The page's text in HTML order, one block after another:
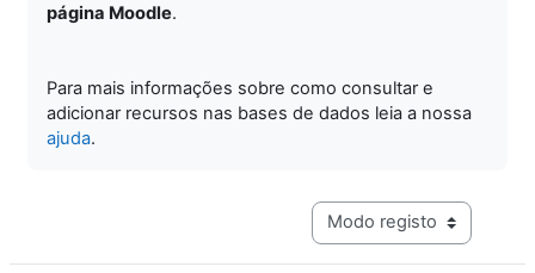
página Moodle.
Para mais informações sobre como consultar e
adicionar recursos nas bases de dados leia a nossa
ajuda.
Navegação terciária do